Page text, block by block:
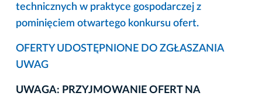
technicznych w praktyce gospodarczej z
pominięciem otwartego konkursu ofert.
OFERTY UDOSTĘPNIONE DO ZGŁASZANIA
UWAG
UWAGA: PRZYJMOWANIE OFERT NA